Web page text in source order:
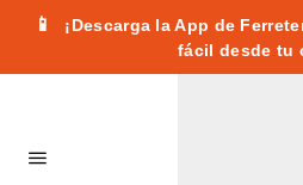
📱
¡Descarga la App de
fácil desde tu